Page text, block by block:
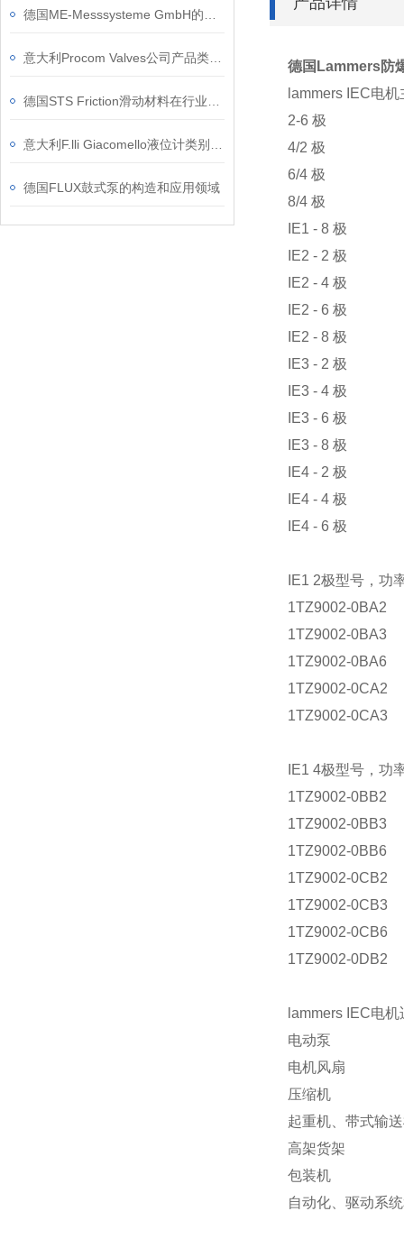
德国FLUX鼓式泵的构造和应用领域
德国Lammers防
lammers IEC电
2-6 极
4/2 极
6/4 极
8/4 极
IE1 - 8 极
IE2 - 2 极
IE2 - 4 极
IE2 - 6 极
IE2 - 8 极
IE3 - 2 极
IE3 - 4 极
IE3 - 6 极
IE3 - 8 极
IE4 - 2 极
IE4 - 4 极
IE4 - 6 极
IE1 2极型号，功
1TZ9002-0BA2
1TZ9002-0BA3
1TZ9002-0BA6
1TZ9002-0CA2
1TZ9002-0CA3
IE1 4极型号，功
1TZ9002-0BB2
1TZ9002-0BB3
1TZ9002-0BB6
1TZ9002-0CB2
1TZ9002-0CB3
1TZ9002-0CB6
1TZ9002-0DB2
lammers IEC电
电动泵
电机风扇
压缩机
起重机、带式输
高架货架
包装机
自动化、驱动系